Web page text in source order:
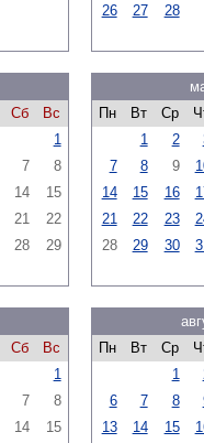
26
27 28
Сб
Вс
1
7
8
14
15
21
22
28
29
Пн
Вт Ср
1
2
7
8 9
14
15 16
21
22 23
28
29 30
Сб
Вс
1
7
8
14
15
Пн
Вт Ср
1
6
7 8
13
14 15